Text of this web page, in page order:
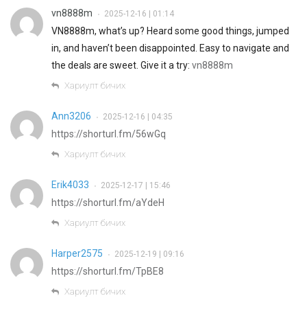
vn8888m • 2025-12-16 | 01:14
VN8888m, what’s up? Heard some good things, jumped
in, and haven’t been disappointed. Easy to navigate and
the deals are sweet. Give it a try: vn8888m
Хариулт бичих
Ann3206 • 2025-12-16 | 04:35
https://shorturl.fm/56wGq
Хариулт бичих
Erik4033 • 2025-12-17 | 15:46
https://shorturl.fm/aYdeH
Хариулт бичих
Harper2575 • 2025-12-19 | 09:16
https://shorturl.fm/TpBE8
Хариулт бичих